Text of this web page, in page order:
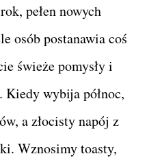
pełen nowych
osób postanawia coś
świeże pomysły i
wybija północ,
a złocisty napój z
Wznosimy toasty,